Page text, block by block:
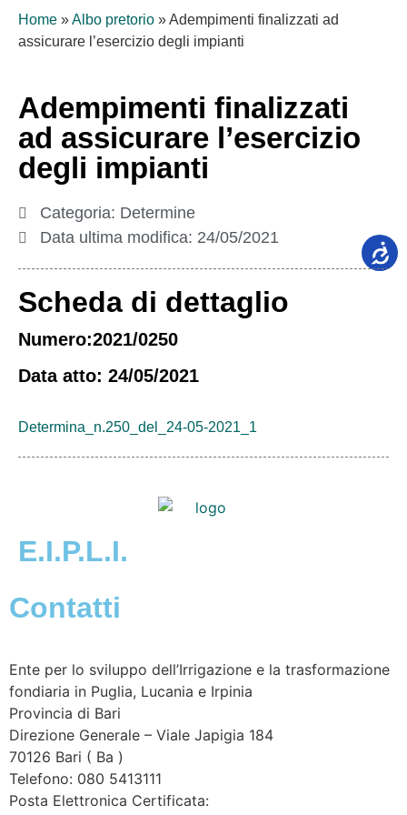
Home »Albo pretorio »Adempimenti finalizzati ad
assicurare l’esercizio degli impianti
Adempimenti finalizzati
ad assicurare l’esercizio
degli impianti
Categoria: Determine
Data ultima modifica: 24/05/2021
Scheda di dettaglio
Numero:2021/0250
Data atto: 24/05/2021
Determina_n.250_del_24-05-2021_1
E.I.P.L.I.
Contatti
Ente per lo sviluppo dell’Irrigazione e la trasformazione
fondiaria in Puglia, Lucania e Irpinia
Provincia di Bari
Direzione Generale – Viale Japigia 184
70126 Bari ( Ba )
Telefono: 080 5413111
Posta Elettronica Certificata: